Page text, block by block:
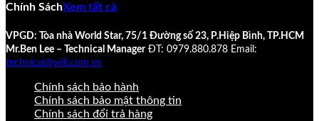
Chính SáchXem tất cả
VPGD: Tòa nhà World Star, 75/1 Đường số 23, P.Hiệp Bình, TP.HCM
Mr.Ben Lee – Technical Manager ĐT: 0979.880.878 Email:
technical@wili.com.vn
Chính sách bảo hành
Chính sách bảo mật thông tin
Chính sách đổi trả hàng